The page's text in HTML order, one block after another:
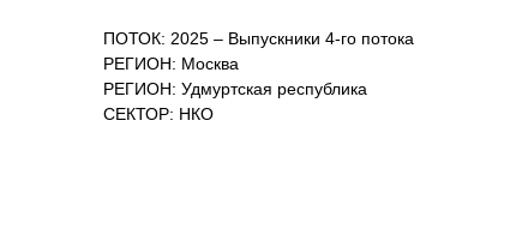
ПОТОК: 2025 – Выпускники 4-го потока
РЕГИОН: Москва
РЕГИОН: Удмуртская республика
СЕКТОР: НКО